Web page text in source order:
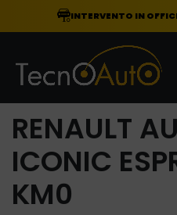
INTERVENTO IN
RENAULT
ICONIC
KM0